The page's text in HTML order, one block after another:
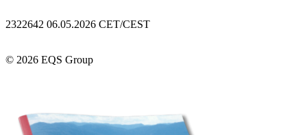
2322642 06.05.2026 CET/CEST
© 2026 EQS Group